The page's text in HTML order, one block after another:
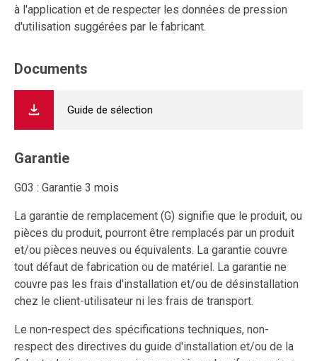
à l'application et de respecter les données de pression
d'utilisation suggérées par le fabricant.
Documents
Guide de sélection
Garantie
G03 : Garantie 3 mois
La garantie de remplacement (G) signifie que le produit, ou
pièces du produit, pourront être remplacés par un produit
et/ou pièces neuves ou équivalents. La garantie couvre
tout défaut de fabrication ou de matériel. La garantie ne
couvre pas les frais d'installation et/ou de désinstallation
chez le client-utilisateur ni les frais de transport.
Le non-respect des spécifications techniques, non-
respect des directives du guide d'installation et/ou de la